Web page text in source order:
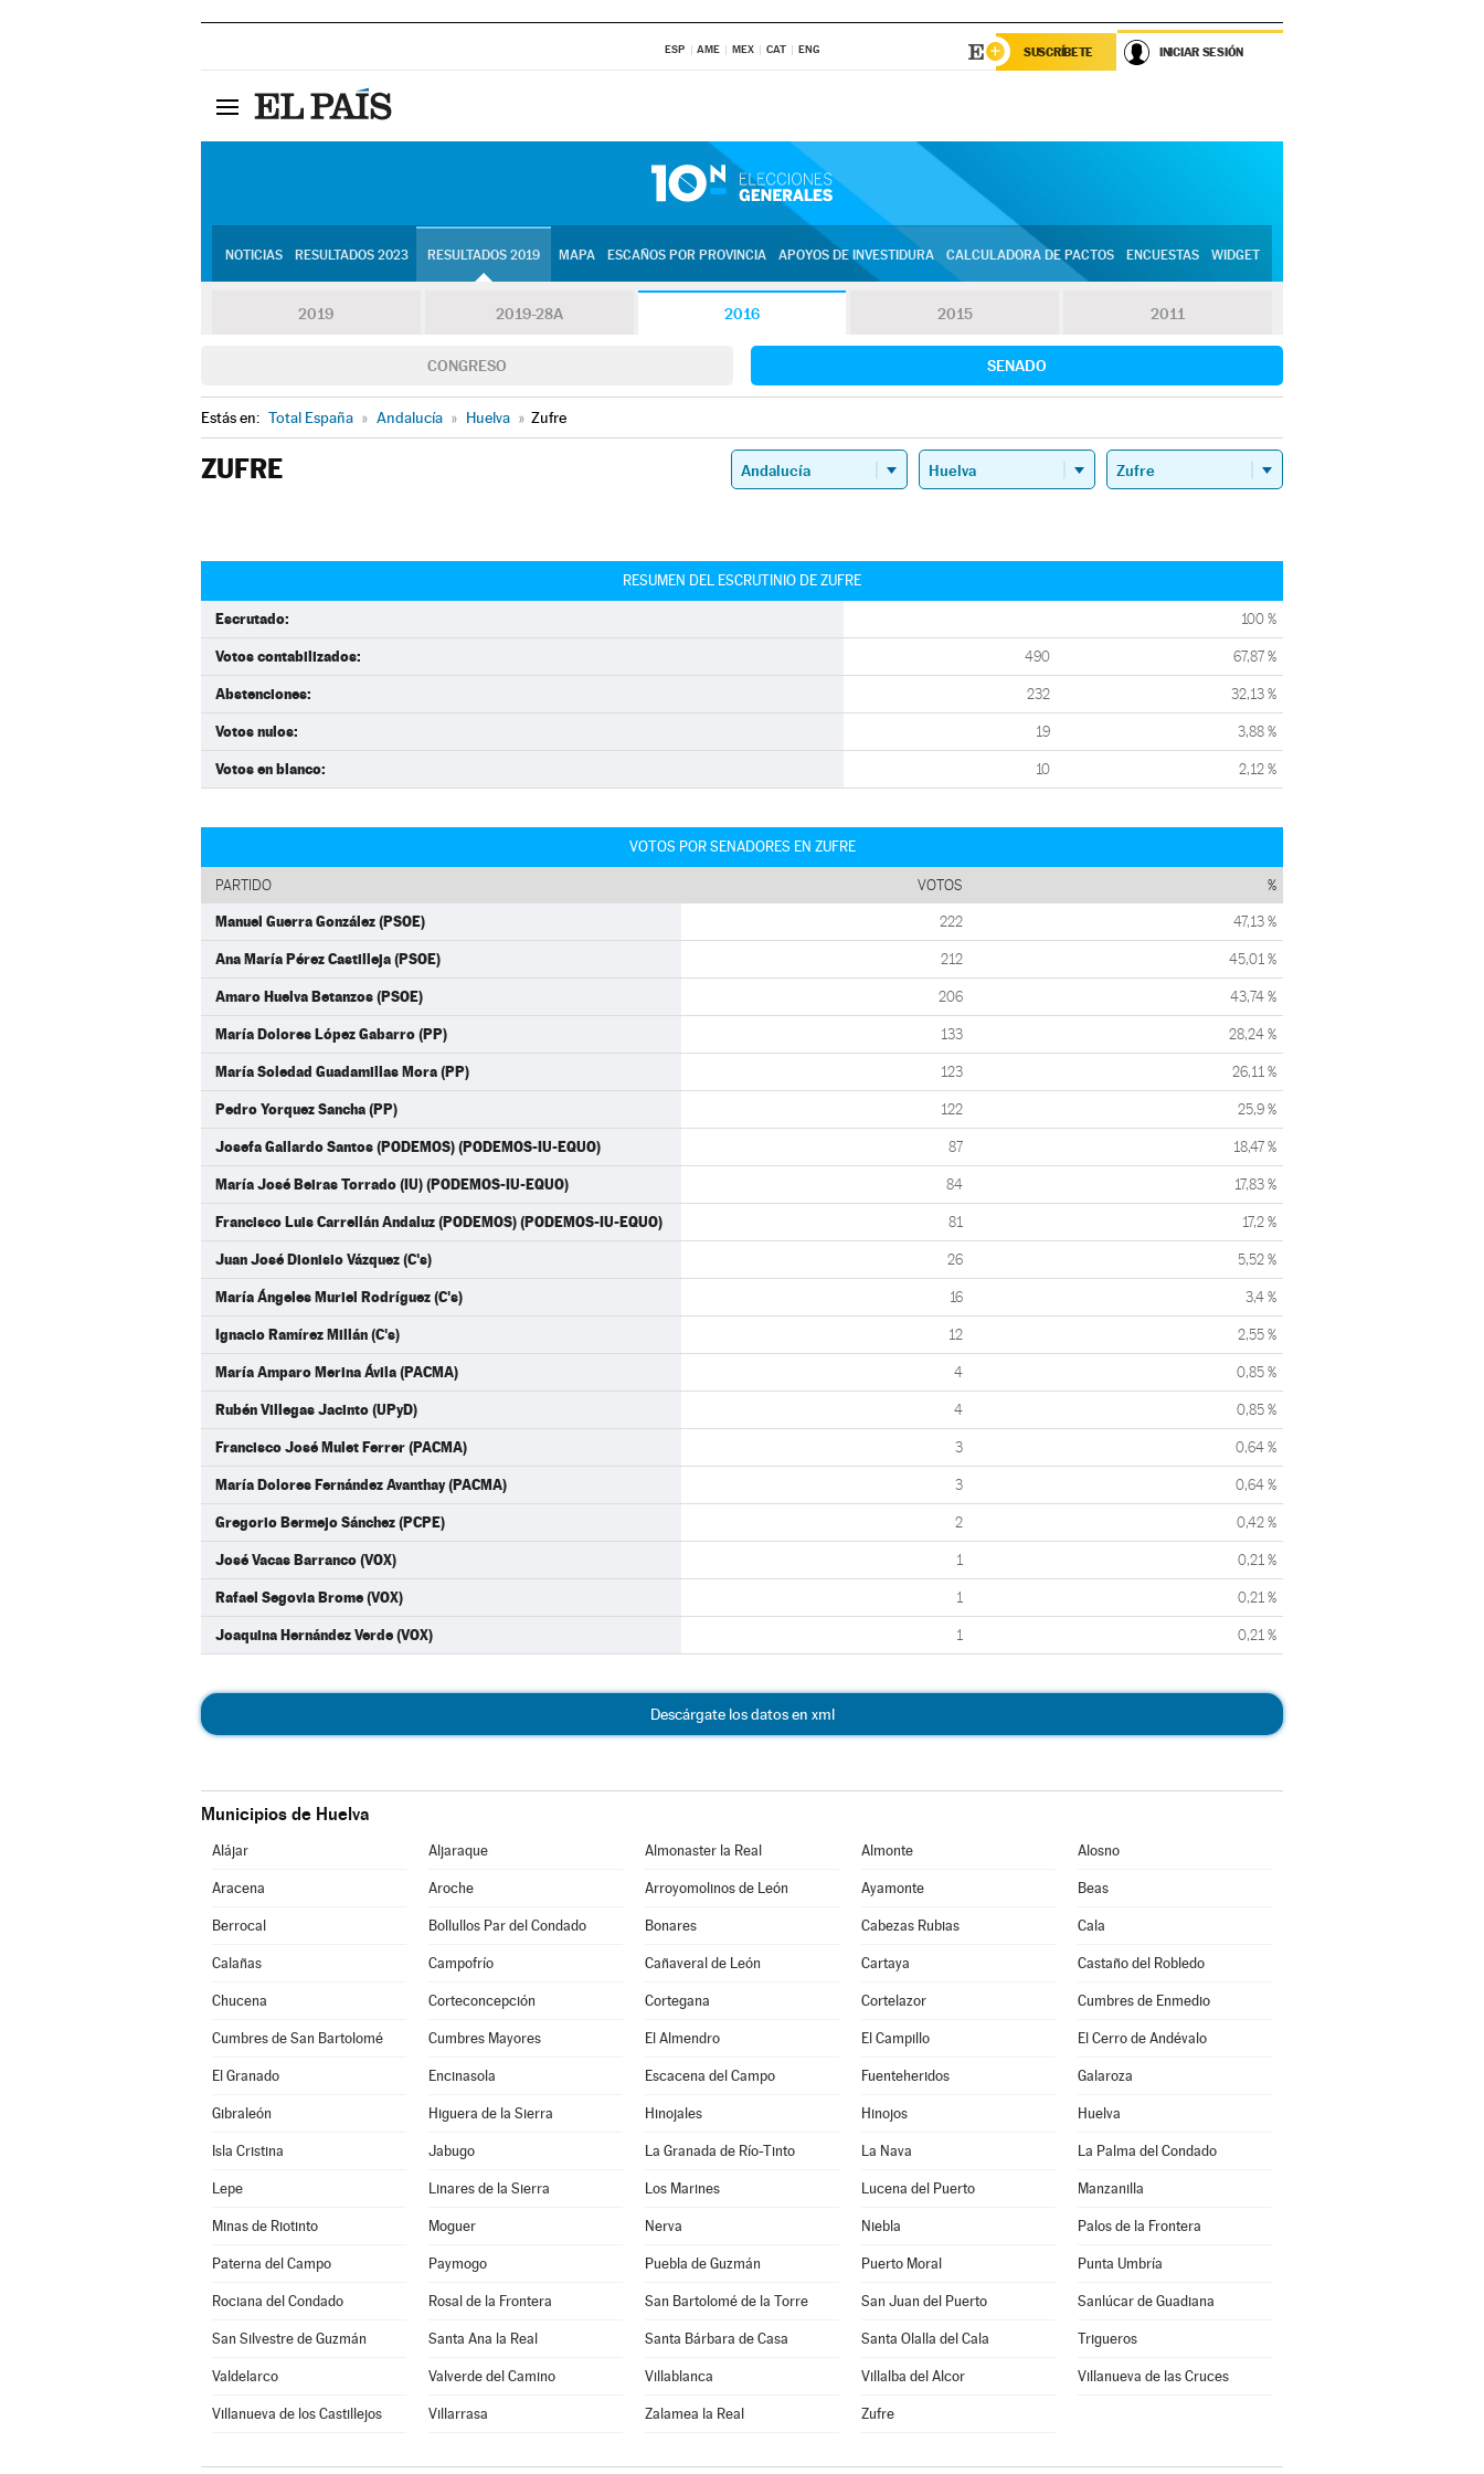
ESP AME MEX CAT ENG SUSCRÍBETE INICIAR SESIÓN
NOTICIAS RESULTADOS 2023 RESULTADOS 2019 MAPA ESCAÑOS POR PROVINCIA APOYOS DE INVESTIDURA CALCULADORA DE PACTOS ENCUESTAS WIDGET
2019 2019-28A 2016 2015 2011
CONGRESO SENADO
Estás en: Total España » Andalucía » Huelva » Zufre
ZUFRE
RESUMEN DEL ESCRUTINIO DE ZUFRE
Escrutado: 100 %
Votos contabilizados: 490 67,87 %
Abstenciones: 232 32,13 %
Votos nulos: 19 3,88 %
Votos en blanco: 10 2,12 %
VOTOS POR SENADORES EN ZUFRE
PARTIDO VOTOS %
Manuel Guerra González (PSOE) 222 47,13 %
Ana María Pérez Castilleja (PSOE) 212 45,01 %
Amaro Huelva Betanzos (PSOE) 206 43,74 %
María Dolores López Gabarro (PP) 133 28,24 %
María Soledad Guadamillas Mora (PP) 123 26,11 %
Pedro Yorquez Sancha (PP) 122 25,9 %
Josefa Gallardo Santos (PODEMOS) (PODEMOS-IU-EQUO) 87 18,47 %
María José Beiras Torrado (IU) (PODEMOS-IU-EQUO) 84 17,83 %
Francisco Luis Carrellán Andaluz (PODEMOS) (PODEMOS-IU-EQUO) 81 17,2 %
Juan José Dionisio Vázquez (C's) 26 5,52 %
María Ángeles Muriel Rodríguez (C's) 16 3,4 %
Ignacio Ramírez Millán (C's) 12 2,55 %
María Amparo Merina Ávila (PACMA) 4 0,85 %
Rubén Villegas Jacinto (UPyD) 4 0,85 %
Francisco José Mulet Ferrer (PACMA) 3 0,64 %
María Dolores Fernández Avanthay (PACMA) 3 0,64 %
Gregorio Bermejo Sánchez (PCPE) 2 0,42 %
José Vacas Barranco (VOX) 1 0,21 %
Rafael Segovia Brome (VOX) 1 0,21 %
Joaquina Hernández Verde (VOX) 1 0,21 %
Descárgate los datos en xml
Municipios de Huelva
Alájar Aljaraque Almonaster la Real Almonte Alosno
Aracena Aroche Arroyomolinos de León Ayamonte Beas
Berrocal Bollullos Par del Condado Bonares Cabezas Rubias Cala
Calañas Campofrío Cañaveral de León Cartaya Castaño del Robledo
Chucena Corteconcepción Cortegana Cortelazor Cumbres de Enmedio
Cumbres de San Bartolomé Cumbres Mayores El Almendro El Campillo El Cerro de Andévalo
El Granado Encinasola Escacena del Campo Fuenteheridos Galaroza
Gibraleón Higuera de la Sierra Hinojales Hinojos Huelva
Isla Cristina Jabugo La Granada de Río-Tinto La Nava La Palma del Condado
Lepe Linares de la Sierra Los Marines Lucena del Puerto Manzanilla
Minas de Riotinto Moguer Nerva Niebla Palos de la Frontera
Paterna del Campo Paymogo Puebla de Guzmán Puerto Moral Punta Umbría
Rociana del Condado Rosal de la Frontera San Bartolomé de la Torre San Juan del Puerto Sanlúcar de Guadiana
San Silvestre de Guzmán Santa Ana la Real Santa Bárbara de Casa Santa Olalla del Cala Trigueros
Valdelarco Valverde del Camino Villablanca Villalba del Alcor Villanueva de las Cruces
Villanueva de los Castillejos Villarrasa Zalamea la Real Zufre